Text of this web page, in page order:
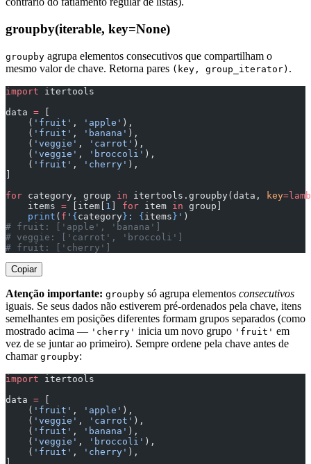
groupby(iterable, key=None)
groupby agrupa elementos consecutivos que compartilham o
mesmo valor de chave. Retorna pares (key, group_iterator) .
import itertools
data =
    (
'fruit' , 'apple' ),
    (
'fruit' , 'banana' ),
    (
'veggie' , 'carrot' ),
    (
'veggie' , 'broccoli' ),
    (
'fruit' , 'cherry' ),
for category, group in itertools.groupby(data, key
    items
= [item[ 1 for item in group]
    print
( f ' { category } : { items } ' )
# fruit: ['apple', 'banana']
# veggie: ['carrot', 'broccoli']
# fruit: ['cherry']
Copiar
Atenção importante: groupby só agrupa elementos consecutivos
iguais. Se seus dados não estiverem pré-ordenados pela chave, itens
semelhantes em posições diferentes formam grupos separados (como
mostrado acima — 'cherry' inicia um novo grupo 'fruit' em
vez de se juntar ao primeiro). Sempre ordene pela chave antes de
chamar groupby:
import itertools
data =
    (
'fruit' , 'apple' ),
    (
'veggie' , 'carrot' ),
    (
'fruit' , 'banana' ),
    (
'veggie' , 'broccoli' ),
    (
'fruit' , 'cherry' ),